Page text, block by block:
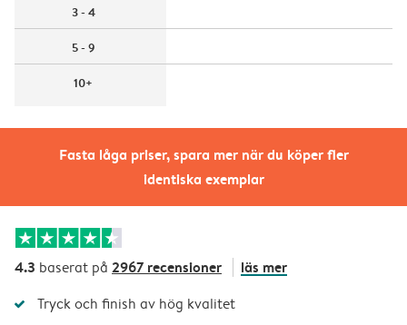
Fasta låga priser, spara mer när du köper fler
identiska exemplar
3 - 4
5 - 9
10+
4.3 baserat på 2967 recensioner läs mer
Tryck och finish av hög kvalitet